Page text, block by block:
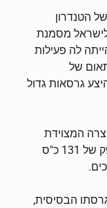
הטנדרון
לישראל מסמנת
לה פעילות
של
גרסאות גדול
המצוידת
במנוע טורבו דיזל בנפח 1.5 ליטר בהספק של 131 כ"ס
הבסיסית,